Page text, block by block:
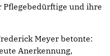
und ihre
Meyer betonte:
Anerkennung,